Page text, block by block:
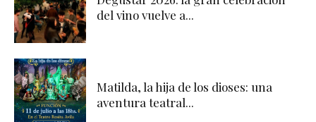
del vino vuelve a...
Matilda, la hija de los dioses: una
aventura teatral...